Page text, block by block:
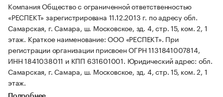
Компания Общество с ограниченной ответственностью
«РЕСПЕКТ» зарегистрирована 11.12.2013 г. по адресу обл.
Самарская, г. Самара, ш. Московское, зд. 4, стр. 15, ком. 2, 1
этаж. Краткое наименование: ООО «РЕСПЕКТ». При
регистрации организации присвоен ОГРН 1131841007814,
ИНН 1841038011 и КПП 631601001. Юридический адрес: обл.
Самарская, г. Самара, ш. Московское, зд. 4, стр. 15, ком. 2, 1
этаж.